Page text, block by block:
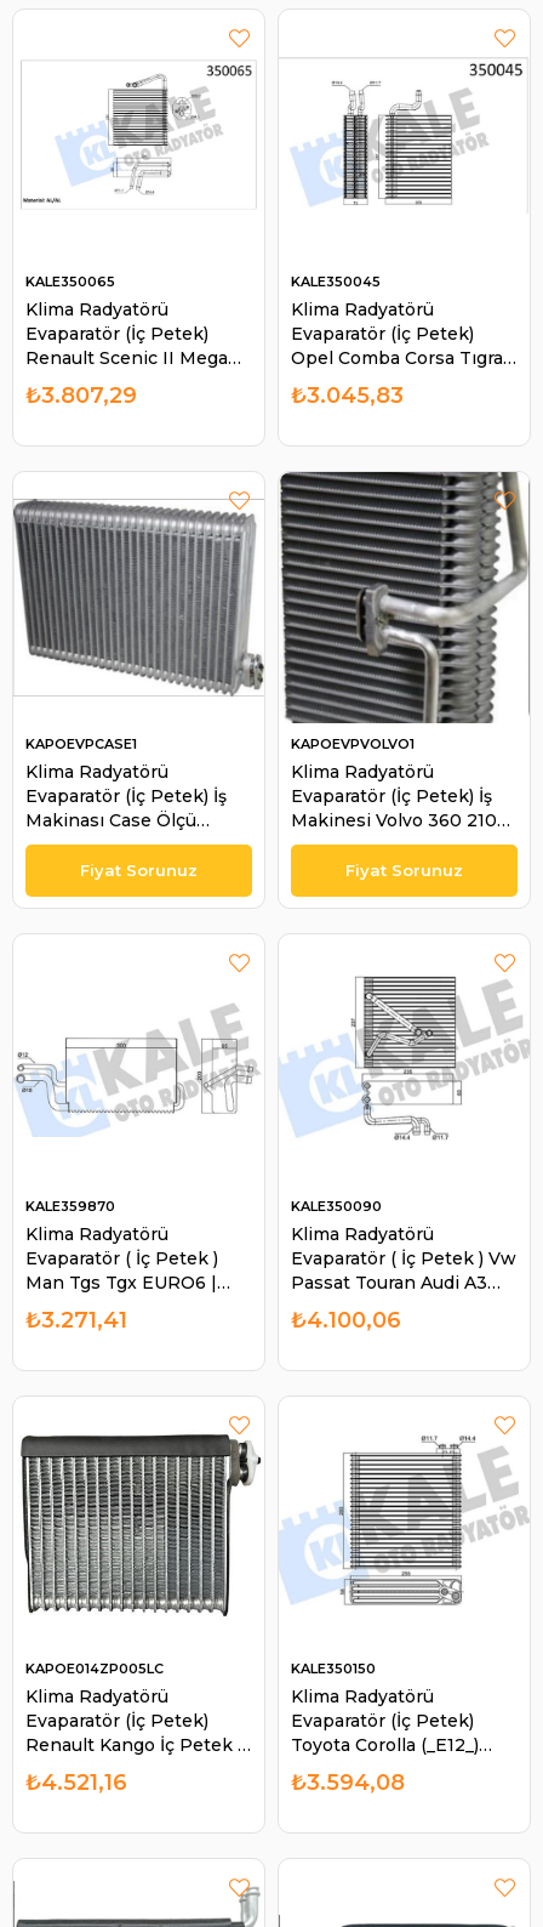
Klima Radyatörü
Evaparatör (İç Petek)
Renault Scenic II Megan |
KALE 350065
KALE350065
₺3.807,29
Klima Radyatörü
Evaparatör (İç Petek)
Opel Comba Corsa Tıgra |
KALE 350045
KALE350045
₺3.045,83
Klima Radyatörü
Evaparatör (İç Petek) İş
Makinası Case Ölçü
225mm 313mm 58mm |
KAPO EVPCASE1
KAPOEVPCASE1
Klima Radyatörü
Evaparatör (İç Petek) İş
Makinesi Volvo 360 210
290 Hyundai Hidromek |
KAPO EVPVOLVO1
KAPOEVPVOLVO1
Klima Radyatörü
Evaparatör ( İç Petek )
Man Tgs Tgx EURO6 |
KALE 359870
KALE359870
₺3.271,41
Klima Radyatörü
Evaparatör ( İç Petek ) Vw
Passat Touran Audi A3
Seat Leon | KALE 350090
KALE350090
₺4.100,06
Klima Radyatörü
Evaparatör (İç Petek)
Renault Kango İç Petek |
KAPO E014ZP005LC
KAPOE014ZP005LC
₺4.521,16
Klima Radyatörü
Evaparatör (İç Petek)
Toyota Corolla (_E12_)
2001-2007 | KALE 350150
KALE350150
₺3.594,08